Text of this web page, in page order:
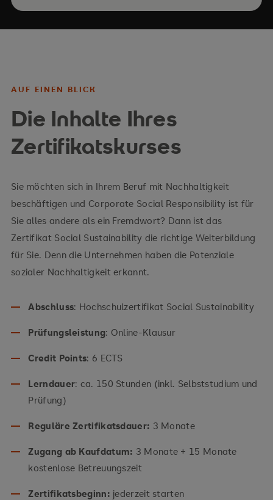
AUF EINEN BLICK
Die Inhalte Ihres
Zertifikatskurses
Sie möchten sich in Ihrem Beruf mit Nachhaltigkeit
beschäftigen und Corporate Social Responsibility ist für
Sie alles andere als ein Fremdwort? Dann ist das
Zertifikat Social Sustainability die richtige Weiterbildung
für Sie. Denn die Unternehmen haben die Potenziale
sozialer Nachhaltigkeit erkannt.
Abschluss: Hochschulzertifikat Social Sustainability
Prüfungsleistung: Online-Klausur
Credit Points: 6 ECTS
Lerndauer: ca. 150 Stunden (inkl. Selbststudium und
Prüfung)
Reguläre Zertifikatsdauer: 3 Monate
Zugang ab Kaufdatum: 3 Monate + 15 Monate
kostenlose Betreuungszeit
Zertifikatsbeginn: jederzeit starten